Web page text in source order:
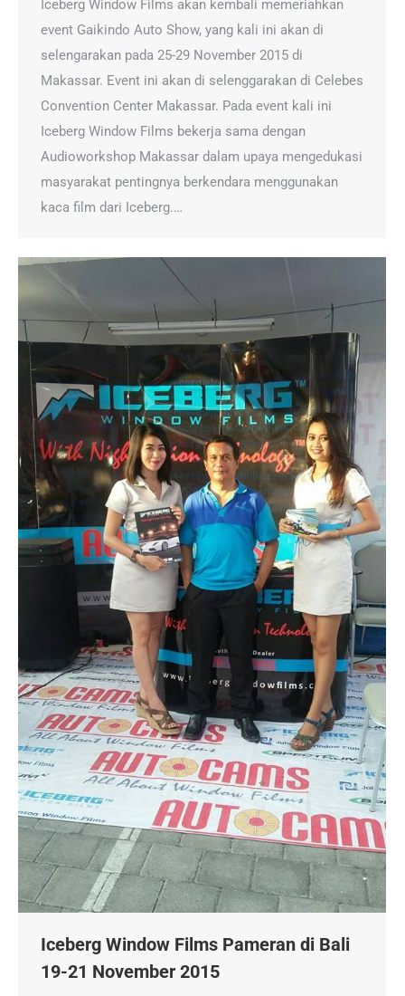
Iceberg Window Films akan kembali memeriahkan
event Gaikindo Auto Show, yang kali ini akan di
selengarakan pada 25-29 November 2015 di
Makassar. Event ini akan di selenggarakan di Celebes
Convention Center Makassar. Pada event kali ini
Iceberg Window Films bekerja sama dengan
Audioworkshop Makassar dalam upaya mengedukasi
masyarakat pentingnya berkendara menggunakan
kaca film dari Iceberg.…
Iceberg Window Films Pameran di Bali
19-21 November 2015